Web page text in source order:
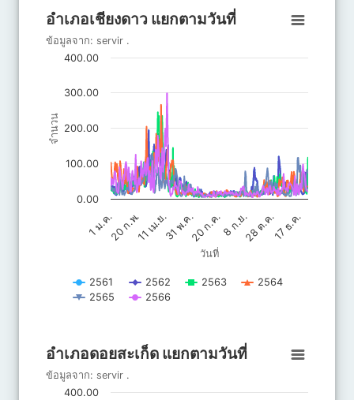
อำเภอเชียงดาว แยกตามวันที่
Line chart with 6 lines.
ข้อมูลจาก: servir .
The chart has 1 Y axis displaying จำนวน. Data ranges from
วันที่
จำนวน
อำเภอเชียงดาว แยกตามวันที่
ข้อมูลจาก: servir .
1 ม.ค. 20 ก.ค.
20 ก.พ.11 เม.ย.31 พ.ค. 8 ก.ย.28 ต.ค.17 ธ.ค.
0.00
100.00
200.00
300.00
400.00
2561 2562 2563
2564
2565
2566
อำเภอดอยสะเก็ด แยกตามวันที่
Line chart with 6 lines.
ข้อมูลจาก: servir .
อำเภอดอยสะเก็ด แยกตามวันที่
ข้อมูลจาก: servir .
400.00